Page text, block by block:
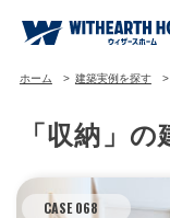
ホーム 建築実例を探す
「収納」の
CASE 068